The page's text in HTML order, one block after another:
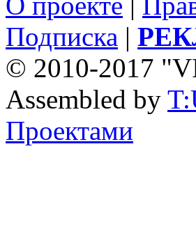
Подписка |
© 2010-2017
Assembled by
Проектами